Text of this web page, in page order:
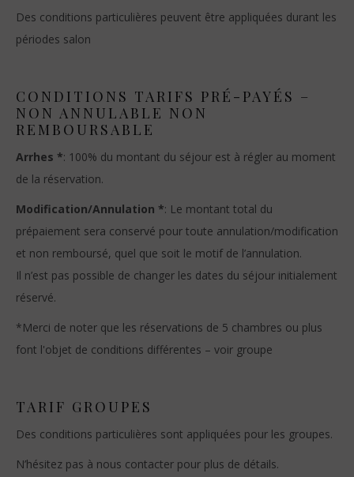
Des conditions particulières peuvent être appliquées durant les
périodes salon
CONDITIONS TARIFS PRÉ-PAYÉS –
NON ANNULABLE NON
REMBOURSABLE
Arrhes *: 100% du montant du séjour est à régler au moment
de la réservation.
Modification/Annulation *: Le montant total du
prépaiement sera conservé pour toute annulation/modification
et non remboursé, quel que soit le motif de l’annulation.
Il n’est pas possible de changer les dates du séjour initialement
réservé.
*Merci de noter que les réservations de 5 chambres ou plus
font l'objet de conditions différentes – voir groupe
TARIF GROUPES
Des conditions particulières sont appliquées pour les groupes.
N’hésitez pas à nous contacter pour plus de détails.